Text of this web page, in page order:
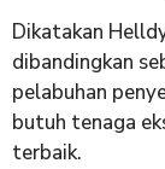
Dikatakan
dibandingkan
pelabuhan
butuh tenaga
terbaik.